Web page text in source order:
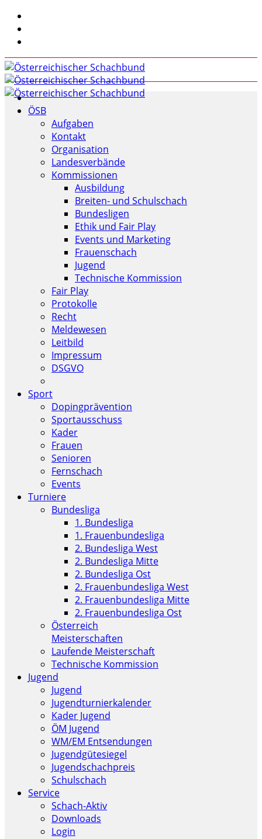
ÖSB
Aufgaben
Kontakt
Organisation
Landesverbände
Kommissionen
Ausbildung
Breiten- und Schulschach
Bundesligen
Ethik und Fair Play
Events und Marketing
Frauenschach
Jugend
Technische Kommission
Fair Play
Protokolle
Recht
Meldewesen
Leitbild
Impressum
DSGVO
Sport
Dopingprävention
Sportausschuss
Kader
Frauen
Senioren
Fernschach
Events
Turniere
Bundesliga
1. Bundesliga
1. Frauenbundesliga
2. Bundesliga West
2. Bundesliga Mitte
2. Bundesliga Ost
2. Frauenbundesliga West
2. Frauenbundesliga Mitte
2. Frauenbundesliga Ost
Österreich
Meisterschaften
Laufende Meisterschaft
Technische Kommission
Jugend
Jugend
Jugendturnierkalender
Kader Jugend
ÖM Jugend
WM/EM Entsendungen
Jugendgütesiegel
Jugendschachpreis
Schulschach
Service
Schach-Aktiv
Downloads
Login